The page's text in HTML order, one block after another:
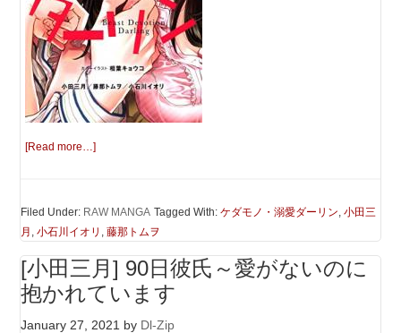
[Read more…]
Filed Under: RAW MANGA Tagged With:ケダモノ・溺愛ダーリン,小田三
月 ,小石川イオリ ,藤那トムヲ
[小田三月] 90日彼氏～愛がないのに
抱かれています
January 27, 2021 by Dl-Zip